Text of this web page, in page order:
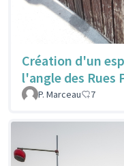
Création d'un
l'angle des Rues
P. Marceau 7